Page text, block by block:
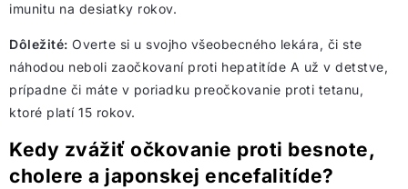
imunitu na desiatky rokov.
Dôležité: Overte si u svojho všeobecného lekára, či ste
náhodou neboli zaočkovaní proti hepatitíde A už v detstve,
prípadne či máte v poriadku preočkovanie proti tetanu,
ktoré platí 15 rokov.
Kedy zvážiť očkovanie proti besnote,
cholere a japonskej encefalitíde?